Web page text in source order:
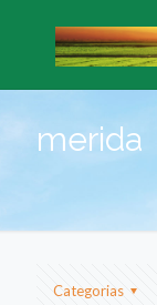
merida
Categorias